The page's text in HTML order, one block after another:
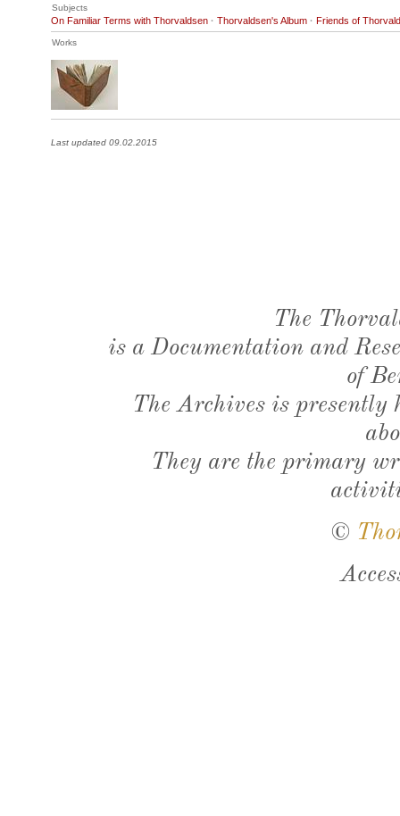
Subjects
On Familiar Terms with Thorvaldsen · Thorvaldsen's Album · Friends of
Works
Last updated 09.02.2015
The
is a Documentation and
of
The Archives is presently
They are the primary
©